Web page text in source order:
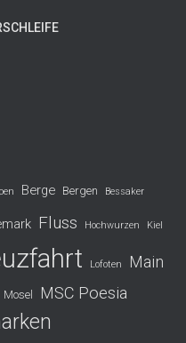
Berge Bergen Bessaker
Fluss Hochwurzen Kiel
Lofoten Main
Mosel MSC Poesia